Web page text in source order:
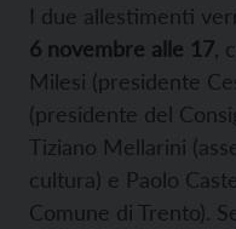
I due allestimenti
6 novembre alle 17
Milesi (presidente
(presidente del
Tiziano Mellarini
cultura) e Paolo
Comune di Trento).